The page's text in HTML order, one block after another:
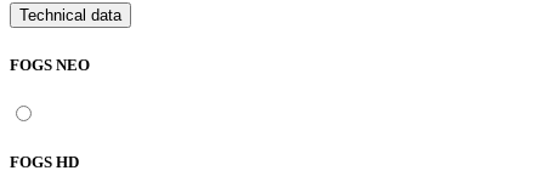
Technical data
FOGS NEO
FOGS HD